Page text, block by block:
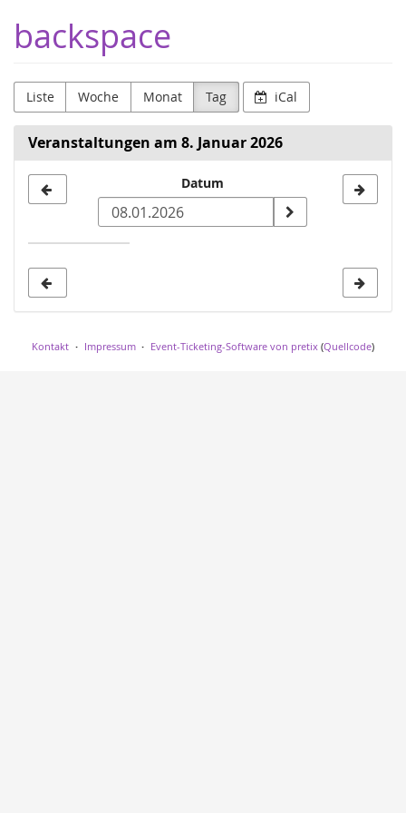
Haupt-
Inhalt
backspace
Liste Woche Monat Tag iCal
Veranstaltungen am 8. Januar 2026
zur
Anzeige
Datum
Kontakt Impressum Event-Ticketing-Software von pretix (Quellcode)